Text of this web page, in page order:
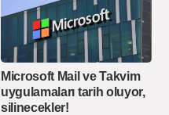
Microsoft Mail ve Takvim
uygulamaları tarih oluyor,
silinecekler!